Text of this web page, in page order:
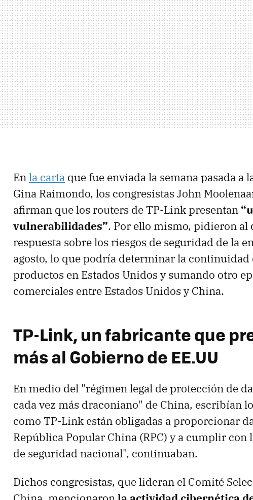
Enla carta que fue enviada la semana pasada a
Gina Raimondo, los congresistas John
afirman que los routers de TP-Link presentan
vulnerabilidades”. Por ello mismo, pidieron al
respuesta sobre los riesgos de seguridad de la
agosto, lo que podría determinar la continuidad
productos en Estados Unidos y sumando otro
comerciales entre Estados Unidos y China.
TP-Link, un fabricante que
más al Gobierno de EE.UU
En medio del "régimen legal de protección de
cada vez más draconiano" de China, escribían
como TP-Link están obligadas a proporcionar
República Popular China (RPC) y a cumplir con
de seguridad nacional", continuaban.
Dichos congresistas, que lideran el Comité